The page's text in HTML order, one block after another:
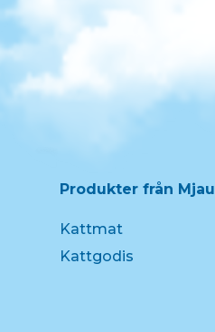
Produkter från Mjau
Kattmat
Kattgodis